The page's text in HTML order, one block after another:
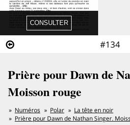
#134
Prière pour Dawn de
Moisson rouge
Numéros Polar
La tête en noir
Prière pour Dawn de Nathan Singer.